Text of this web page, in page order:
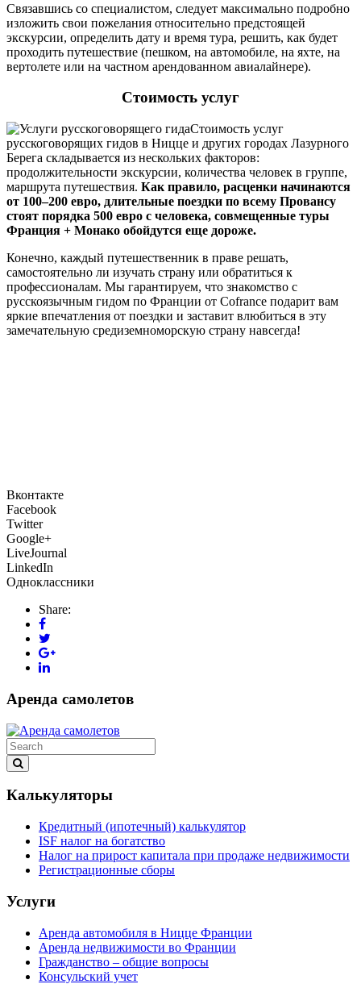
Связавшись со специалистом, следует максимально подробно
изложить свои пожелания относительно предстоящей
экскурсии, определить дату и время тура, решить, как будет
проходить путешествие (пешком, на автомобиле, на яхте, на
вертолете или на частном арендованном авиалайнере).
Стоимость услуг
Стоимость услуг
русскоговорящих гидов в Ницце и других городах Лазурного
Берега складывается из нескольких факторов:
продолжительности экскурсии, количества человек в группе,
маршрута путешествия. Как правило, расценки начинаются
от 100–200 евро, длительные поездки по всему Провансу
стоят порядка 500 евро с человека, совмещенные туры
Франция + Монако обойдутся еще дороже.
Конечно, каждый путешественник в праве решать,
самостоятельно ли изучать страну или обратиться к
профессионалам. Мы гарантируем, что знакомство с
русскоязычным гидом по Франции от Cofrance подарит вам
яркие впечатления от поездки и заставит влюбиться в эту
замечательную средиземноморскую страну навсегда!
Вконтакте
Facebook
Twitter
Google+
LiveJournal
LinkedIn
Одноклассники
Share:
Аренда самолетов
Калькуляторы
Кредитный (ипотечный) калькулятор
ISF налог на богатство
Налог на прирост капитала при продаже недвижимости
Регистрационные сборы
Услуги
Аренда автомобиля в Ницце Франции
Аренда недвижимости во Франции
Гражданство – общие вопросы
Консульский учет